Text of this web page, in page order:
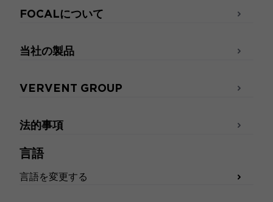
言語
言語を変更する
FOCALについて
当社の製品
VERVENT GROUP
法的事項